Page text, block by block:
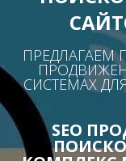
ПРЕДЛАГАЕМ
СИСТЕМАХ
SEO